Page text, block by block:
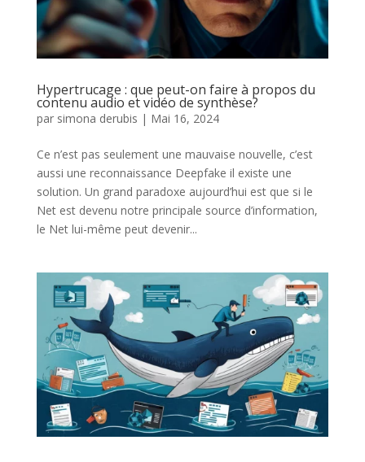
Hypertrucage : que peut-on faire à propos du
contenu audio et vidéo de synthèse?
par simona derubis | Mai 16, 2024
Ce n’est pas seulement une mauvaise nouvelle, c’est
aussi une reconnaissance Deepfake il existe une
solution. Un grand paradoxe aujourd’hui est que si le
Net est devenu notre principale source d’information,
le Net lui-même peut devenir...